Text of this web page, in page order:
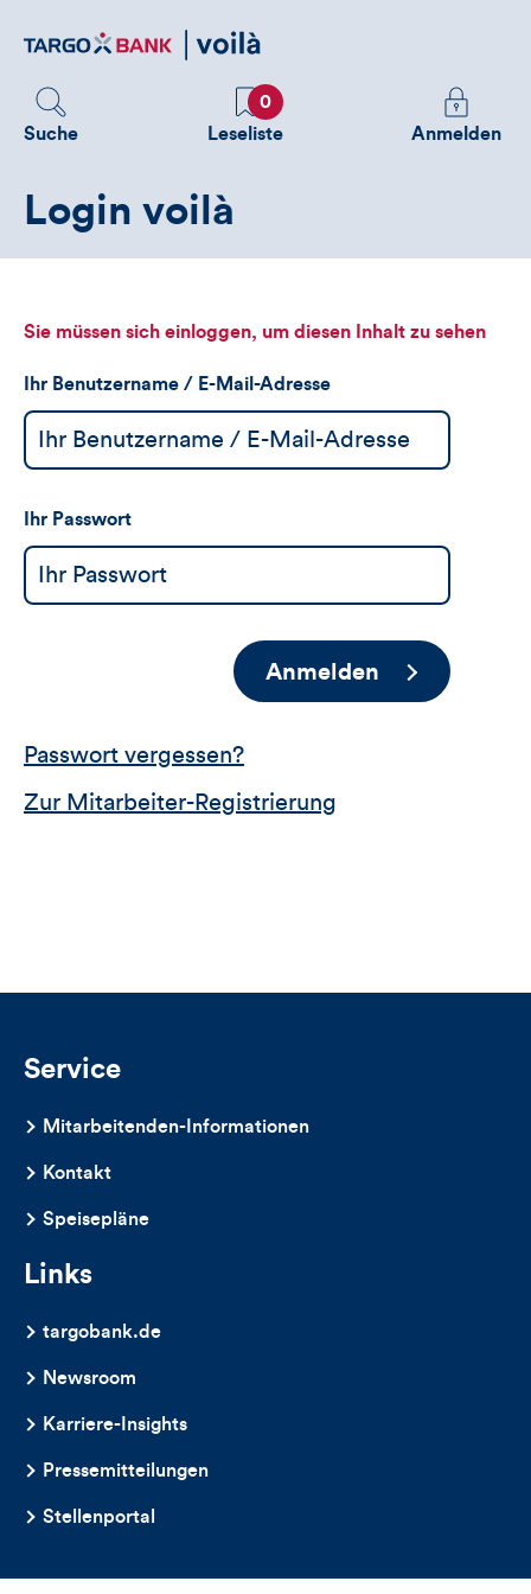
zum
Suche
Favoriten
0
Leseliste
Melden
Sie
sehen
Anmelden
Login voilà
Sie müssen sich einloggen, um diesen Inhalt zu sehen
Ihr Benutzername / E-Mail-Adresse
Ihr Passwort
Anmelden
Passwort vergessen?
Zur Mitarbeiter-Registrierung
Service
Mitarbeitenden-Informationen
Kontakt
Speisepläne
Links
targobank.de
Newsroom
Karriere-Insights
Pressemitteilungen
Stellenportal